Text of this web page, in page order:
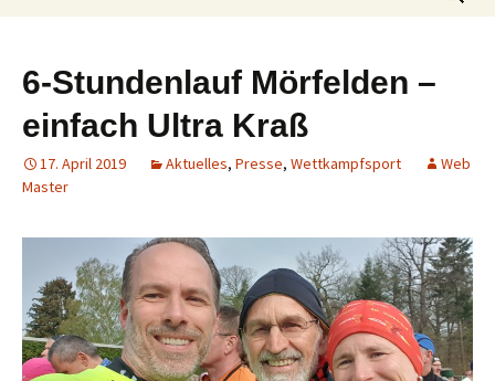
nach:
6-Stundenlauf Mörfelden –
einfach Ultra Kraß
17. April 2019 Aktuelles, Presse, Wettkampfsport
Web
Master